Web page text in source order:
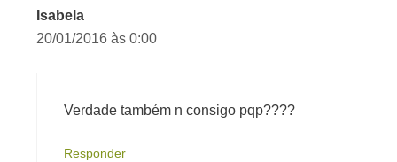
Isabela
20/01/2016 às 0:00
Verdade também n consigo pqp????
Responder